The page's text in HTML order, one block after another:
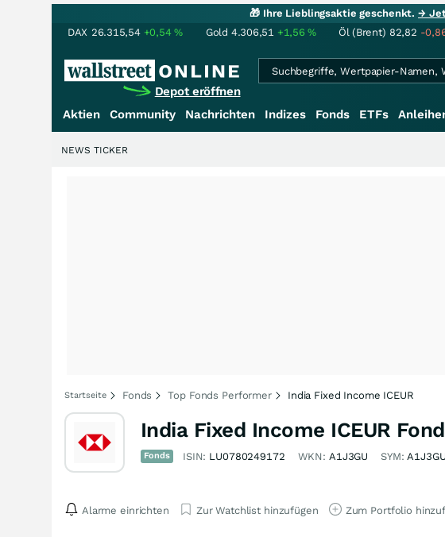
🎁 Ihre Lieblingsaktie geschenkt.→
DAX 26.315,54 +0,54% Gold 4.306,51 +1,56% Öl (Brent) 82,82 -
Depot eröffnen
Aktien Community Nachrichten Indizes Fonds ETFs
NEWS TICKER
Startseite Fonds Top Fonds Performer India Fixed Income ICEUR
India Fixed Income ICEUR
Fonds ISIN: LU0780249172 WKN: A1J3GU SYM:A1J3GU
Alarme einrichten Zur Watchlist hinzufügen Zum Portfolio